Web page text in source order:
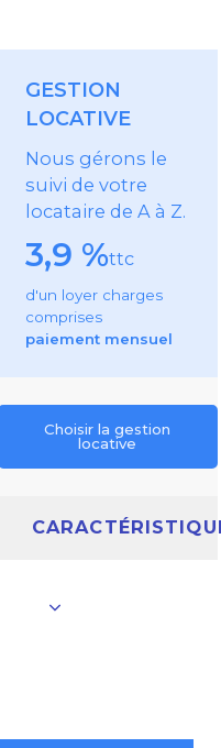
GESTION
LOCATIVE
Nous gérons le
suivi de votre
locataire de A à Z.
3,9 %ttc
d'un loyer charges
comprises
paiement mensuel
Choisir la gestion
locative